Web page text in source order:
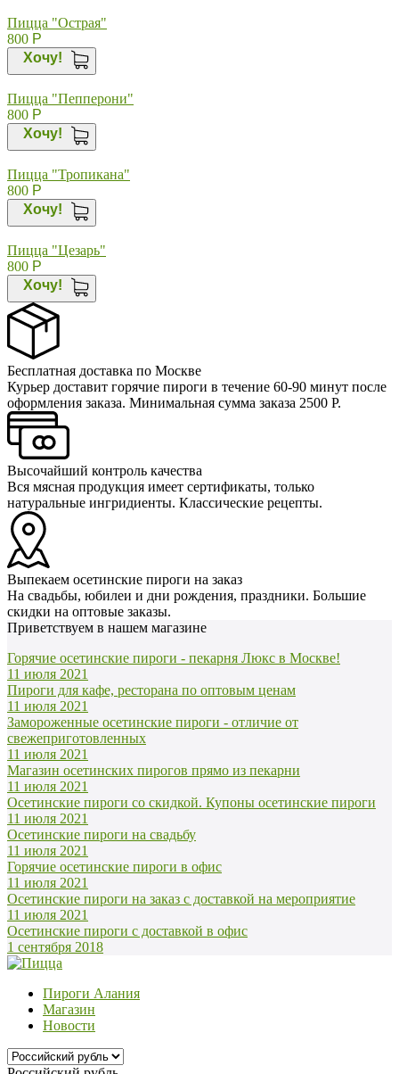
Пицца "Острая"
800 Р
Хочу!
Пицца "Пепперони"
800 Р
Хочу!
Пицца "Тропикана"
800 Р
Хочу!
Пицца "Цезарь"
800 Р
Хочу!
Бесплатная доставка по Москве
Курьер доставит горячие пироги в течение 60-90 минут после
оформления заказа. Минимальная сумма заказа 2500 Р.
Высочайший контроль качества
Вся мясная продукция имеет сертификаты, только
натуральные ингридиенты. Классические рецепты.
Выпекаем осетинские пироги на заказ
На свадьбы, юбилеи и дни рождения, праздники. Большие
скидки на оптовые заказы.
Приветствуем в нашем магазине
Горячие осетинские пироги - пекарня Люкс в Москве!
11 июля 2021
Пироги для кафе, ресторана по оптовым ценам
11 июля 2021
Замороженные осетинские пироги - отличие от
свежеприготовленных
11 июля 2021
Магазин осетинских пирогов прямо из пекарни
11 июля 2021
Осетинские пироги со скидкой. Купоны осетинские пироги
11 июля 2021
Осетинские пироги на свадьбу
11 июля 2021
Горячие осетинские пироги в офис
11 июля 2021
Осетинские пироги на заказ с доставкой на мероприятие
11 июля 2021
Осетинские пироги с доставкой в офис
1 сентября 2018
Пироги Алания
Магазин
Новости